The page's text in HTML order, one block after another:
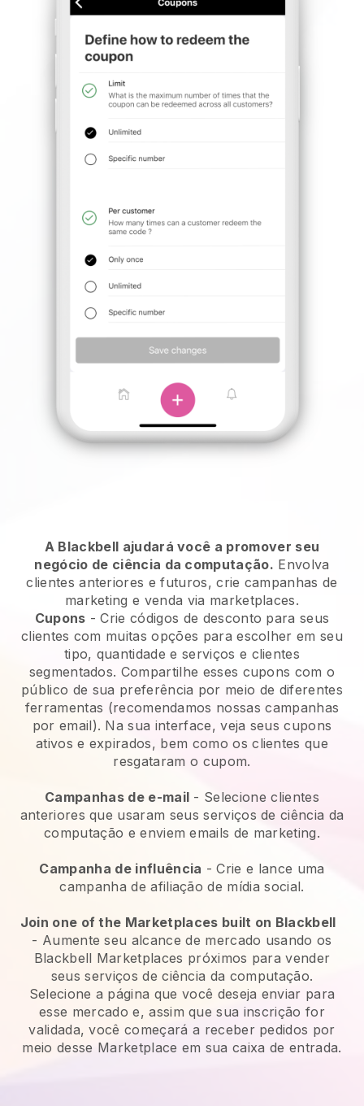
A Blackbell ajudará você a promover seu
negócio de ciência da computação. Envolva
clientes anteriores e futuros, crie campanhas de
marketing e venda via marketplaces.
Cupons - Crie códigos de desconto para seus
clientes com muitas opções para escolher em seu
tipo, quantidade e serviços e clientes
segmentados. Compartilhe esses cupons com o
público de sua preferência por meio de diferentes
ferramentas (recomendamos nossas campanhas
por email). Na sua interface, veja seus cupons
ativos e expirados, bem como os clientes que
resgataram o cupom.
Campanhas de e-mail - Selecione clientes
anteriores que usaram seus serviços de ciência da
computação e enviem emails de marketing.
Campanha de influência - Crie e lance uma
campanha de afiliação de mídia social.
Join one of the Marketplaces built on Blackbell
- Aumente seu alcance de mercado usando os
Blackbell Marketplaces próximos para vender
seus serviços de ciência da computação.
Selecione a página que você deseja enviar para
esse mercado e, assim que sua inscrição for
validada, você começará a receber pedidos por
meio desse Marketplace em sua caixa de entrada.